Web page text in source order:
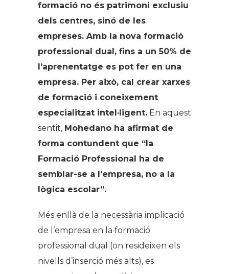
formació no és patrimoni exclusiu
dels centres, sinó de les
empreses. Amb la nova formació
professional dual, fins a un 50% de
l’aprenentatge es pot fer en una
empresa. Per això, cal crear xarxes
de formació i coneixement
especialitzat intel·ligent. En aquest
sentit, Mohedano ha afirmat de
forma contundent que “la
Formació Professional ha de
semblar-se a l’empresa, no a la
lògica escolar”.
Més enllà de la necessària implicació
de l’empresa en la formació
professional dual (on resideixen els
nivells d’inserció més alts), es